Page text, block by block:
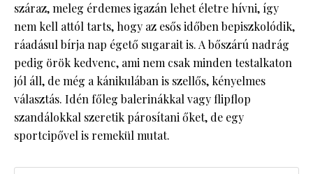
száraz, meleg érdemes igazán lehet életre hívni, így
nem kell attól tarts, hogy az esős időben bepiszkolódik,
ráadásul bírja nap égető sugarait is. A bőszárú nadrág
pedig örök kedvenc, ami nem csak minden testalkaton
jól áll, de még a kánikulában is szellős, kényelmes
választás. Idén főleg balerinákkal vagy flipflop
szandálokkal szeretik párosítani őket, de egy
sportcipővel is remekül mutat.